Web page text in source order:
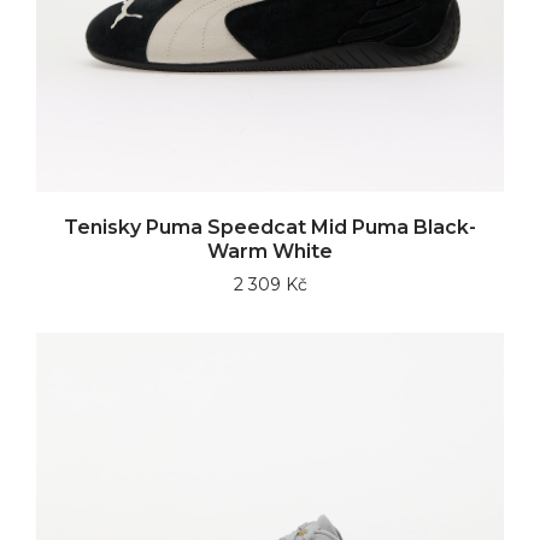
Tenisky Puma Speedcat Mid Puma Black-
Warm White
2 309 Kč